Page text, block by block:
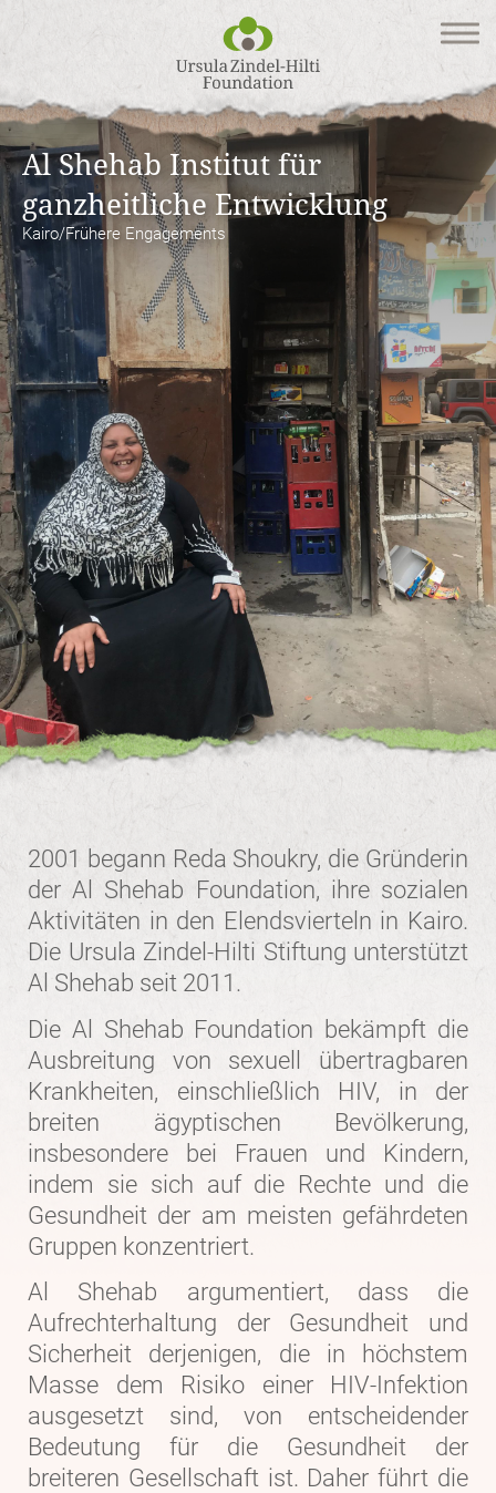
Home
Stiftung
Projekte
Kontakt
DEUTSCH | ENGLISH
Al Shehab Institut für
ganzheitliche Entwicklung
Kairo/Frühere Engagements
2001 begann Reda Shoukry, die Gründerin
der Al Shehab Foundation, ihre sozialen
Aktivitäten in den Elendsvierteln in Kairo.
Die Ursula Zindel-Hilti Stiftung unterstützt
Al Shehab seit 2011.
Die Al Shehab Foundation bekämpft die
Ausbreitung von sexuell übertragbaren
Krankheiten, einschließlich HIV, in der
breiten ägyptischen Bevölkerung,
insbesondere bei Frauen und Kindern,
indem sie sich auf die Rechte und die
Gesundheit der am meisten gefährdeten
Gruppen konzentriert.
Al Shehab argumentiert, dass die
Aufrechterhaltung der Gesundheit und
Sicherheit derjenigen, die in höchstem
Masse dem Risiko einer HIV-Infektion
ausgesetzt sind, von entscheidender
Bedeutung für die Gesundheit der
breiteren Gesellschaft ist. Daher führt die